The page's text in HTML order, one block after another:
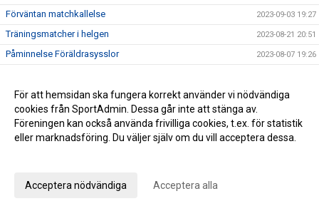
Förväntan matchkallelse 2023-09-03 19:27
Träningsmatcher i helgen 2023-08-21 20:51
Påminnelse Föräldrasysslor 2023-08-07 19:26
Mid Nordic cup i helgen 2023-08-02 09:14
Sommarledigt med utmaning! 2023-07-02 19:07
För att hemsidan ska fungera korrekt använder vi nödvändiga
cookies från SportAdmin. Dessa går inte att stänga av.
Föreningen kan också använda frivilliga cookies, t.ex. för statistik
eller marknadsföring. Du väljer själv om du vill acceptera dessa.
Acceptera nödvändiga Acceptera alla